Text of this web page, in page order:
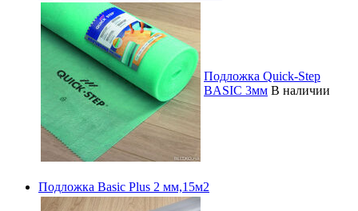
Подложка Quick-Step
BASIC 3мм В наличии
Подложка Basic Plus 2 мм,15м2